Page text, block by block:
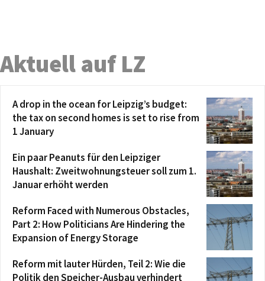
Aktuell auf LZ
A drop in the ocean for Leipzig’s budget:
the tax on second homes is set to rise from
1 January
Ein paar Peanuts für den Leipziger
Haushalt: Zweitwohnungsteuer soll zum 1.
Januar erhöht werden
Reform Faced with Numerous Obstacles,
Part 2: How Politicians Are Hindering the
Expansion of Energy Storage
Reform mit lauter Hürden, Teil 2: Wie die
Politik den Speicher-Ausbau verhindert